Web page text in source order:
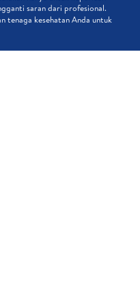
saran dari profesional.
tenaga kesehatan Anda untuk